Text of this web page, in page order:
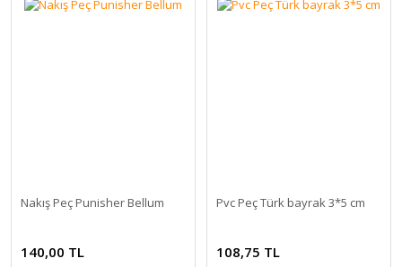
Nakış Peç Punisher Bellum
140,00 TL
Pvc Peç Türk bayrak 3*5 cm
108,75 TL